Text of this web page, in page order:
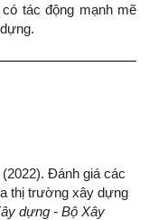
tác động mạnh mẽ
Đánh giá các
thị trường xây dựng
dựng - Bộ Xây